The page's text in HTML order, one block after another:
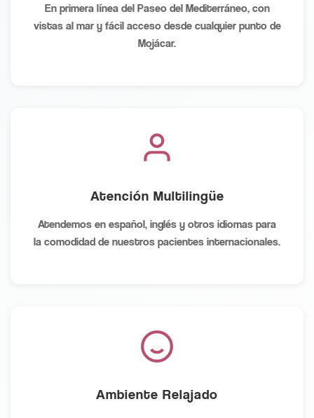
En primera línea del Paseo del Mediterráneo, con
vistas al mar y fácil acceso desde cualquier punto de
Mojácar.
Atención Multilingüe
Atendemos en español, inglés y otros idiomas para
la comodidad de nuestros pacientes internacionales.
Ambiente Relajado